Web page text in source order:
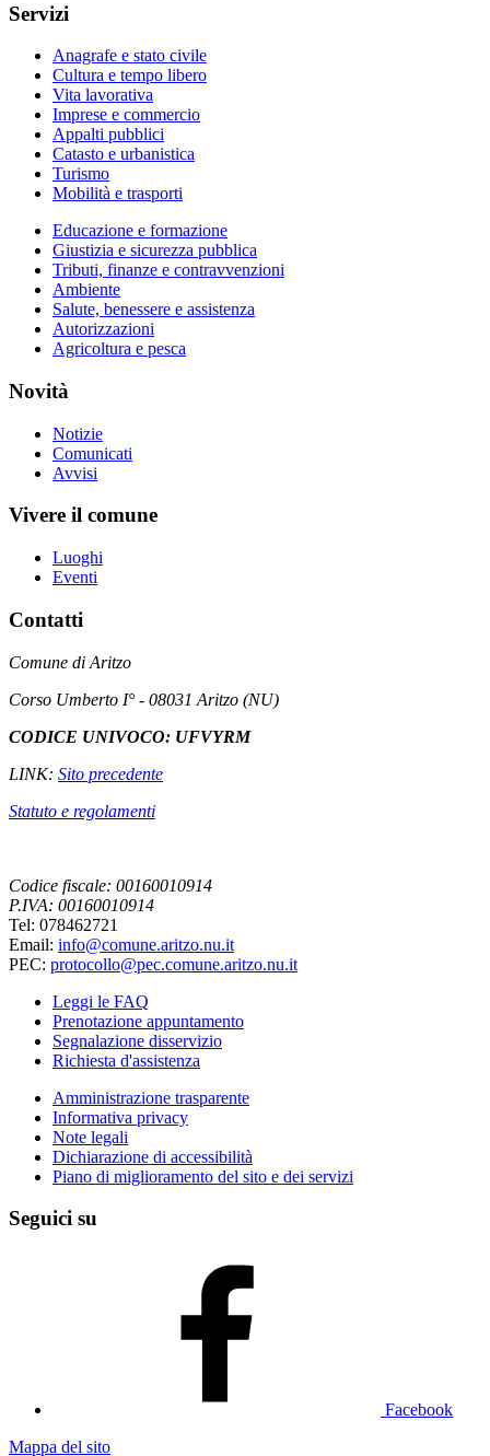
Servizi
Anagrafe e stato civile
Cultura e tempo libero
Vita lavorativa
Imprese e commercio
Appalti pubblici
Catasto e urbanistica
Turismo
Mobilità e trasporti
Educazione e formazione
Giustizia e sicurezza pubblica
Tributi, finanze e contravvenzioni
Ambiente
Salute, benessere e assistenza
Autorizzazioni
Agricoltura e pesca
Novità
Notizie
Comunicati
Avvisi
Vivere il comune
Luoghi
Eventi
Contatti
Comune di Aritzo
Corso Umberto I° - 08031 Aritzo (NU)
CODICE UNIVOCO: UFVYRM
LINK: Sito precedente
Statuto e regolamenti
Codice fiscale: 00160010914
P.IVA: 00160010914
Tel: 078462721
Email: info@comune.aritzo.nu.it
PEC: protocollo@pec.comune.aritzo.nu.it
Leggi le FAQ
Prenotazione appuntamento
Segnalazione disservizio
Richiesta d'assistenza
Amministrazione trasparente
Informativa privacy
Note legali
Dichiarazione di accessibilità
Piano di miglioramento del sito e dei servizi
Seguici su
Facebook
Mappa del sito